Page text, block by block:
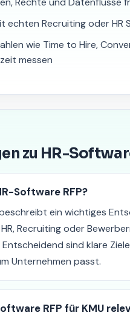
echten Recruiting oder HR
wie Time to Hire,
messen
zu HR-
Software RFP?
ein wichtiges
Recruiting oder
sind klare
Unternehmen passt.
RFP für KMU